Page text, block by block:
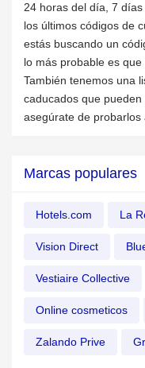
24 horas del día, 7
los últimos códigos de
estás buscando un
lo más probable es
También tenemos una
caducados que
asegúrate de
Marcas populares
Hotels.com La
Vision Direct
Vestiaire Collective
Online cosmeticos
Zalando Prive